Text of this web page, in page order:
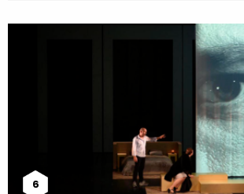
6